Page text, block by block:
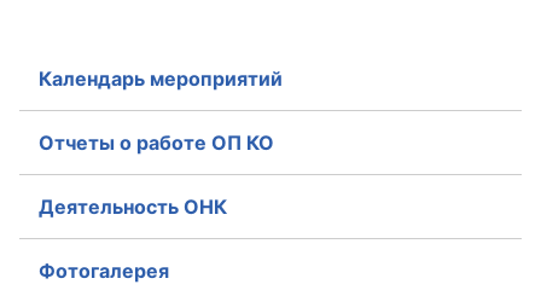
Доходы руководителя за 2024 г.
Календарь мероприятий
Отчеты о работе ОП КО
Деятельность ОНК
Фотогалерея